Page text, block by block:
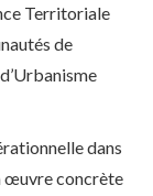
Territoriale
de
dans
œuvre concrète